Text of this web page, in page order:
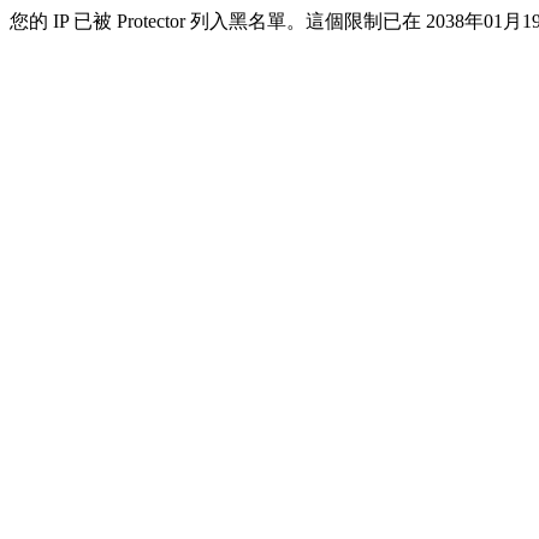
您的 IP 已被 Protector 列入黑名單。這個限制已在 2038年01月